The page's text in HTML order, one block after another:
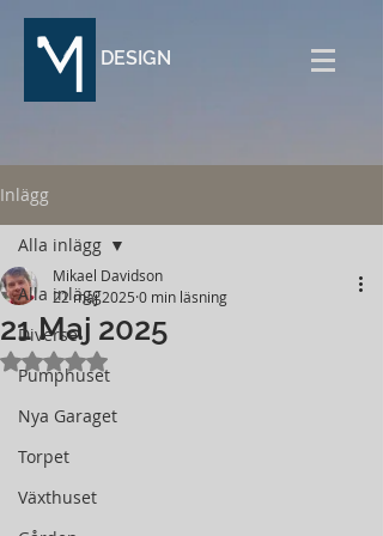
DESIGN
Inlägg
Alla inlägg
Diverse
Pumphuset
Nya Garaget
Torpet
Växthuset
Alla inlägg
21 Maj 2025
Mikael Davidson
22 maj 2025 0 min läsning
Betygsatt till NaN av 5 stjärnor.